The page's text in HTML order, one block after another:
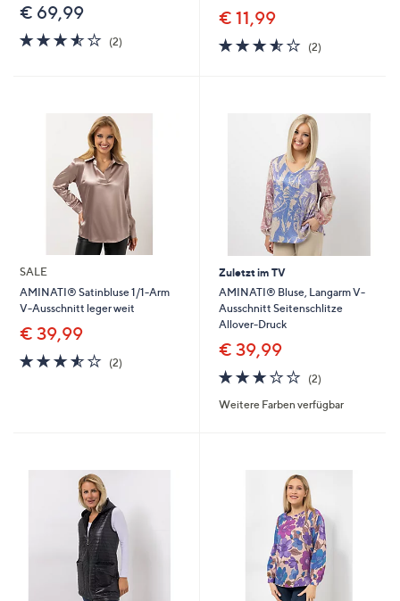
€ 69,99
3.5
von
(2)2
€ 11,99
3.5
von
(2)
SALE
AMINATI® Satinbluse 1/1-Arm
V-Ausschnitt leger weit
€ 39,99
3.5
von
(2)2
Zuletzt im TV
AMINATI® Bluse, Langarm V-
Ausschnitt Seitenschlitze
Allover-Druck
€ 39,99
3.0
von
5
(2)
Weitere Farben verfügbar